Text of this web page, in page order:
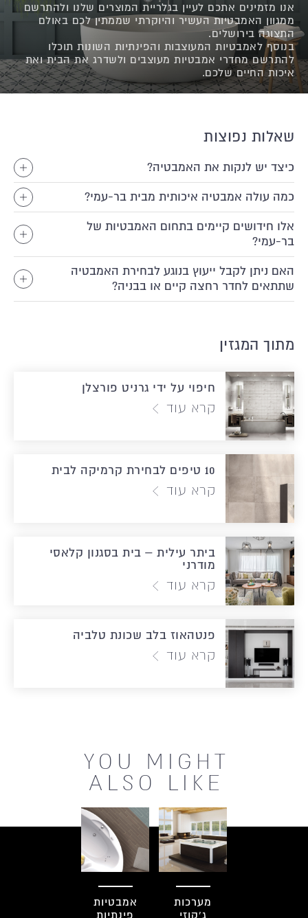
אנו מזמינים אתכם לעיין בגלריית המוצרים שלנו ולהתרשם
ממגוון האמבטיות העשיר והיוקרתי שממתין לכם באולם
התצוגה בירושלים.
בנוסף לאמבטיות המעוצבות והפינתיות השונות תוכלו
להתרשם מחדרי אמבטיות מעוצבים ולשדרג את הבית ואת
איכות החיים שלכם.
שאלות נפוצות
כיצד יש לנקות את האמבטיה?
כמה עולה אמבטיה איכותית מבית בר-עמי?
אלו חידושים קיימים בתחום האמבטיות של
בר-עמי?
האם ניתן לקבל ייעוץ בנוגע לבחירת האמבטיה
שתתאים לחדר רחצה קיים או בבניה?
מתוך המגזין
חיפוי על ידי גרניט פורצלן
קרא עוד
10 טיפים לבחירת קרמיקה לבית
קרא עוד
ביתר עילית – בית בסגנון קלאסי
מודרני
קרא עוד
פנטהאוז בלב שכונת טלביה
קרא עוד
YOU MIGHT
ALSO LIKE
מערכות
אמבטיות